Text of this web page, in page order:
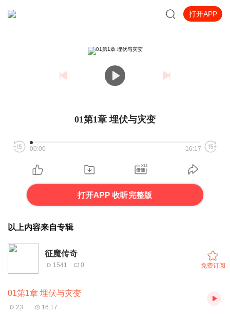
打开APP
01第1章 埋伏与灾变
00:00 16:17
打开APP 收听完整版
以上内容来自专辑
征魔传奇
1541 0 免费订阅
01第1章 埋伏与灾变
23 16:17